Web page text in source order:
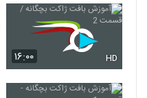
۱۶:۰۰ HD